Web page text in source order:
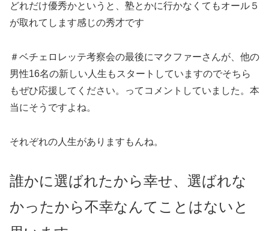
どれだけ優秀かというと、塾とかに行かなくてもオール５
が取れてします感じの秀才です
＃ベチェロレッテ考察会の最後にマクファーさんが、他の
男性16名の新しい人生もスタートしていますのでそちら
もぜひ応援してください。ってコメントしていました。本
当にそうですよね。
それぞれの人生がありますもんね。
誰かに選ばれたから幸せ、選ばれな
かったから不幸なんてことはないと